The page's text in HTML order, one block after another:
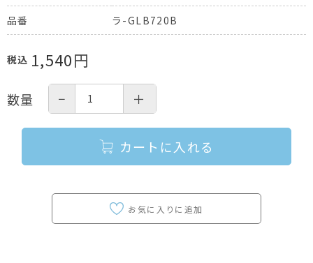
品番 ラ-GLB720B
税込 1,540円
数量 − ＋
カートに入れる